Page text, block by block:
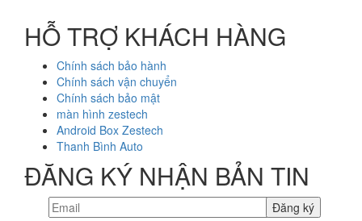
HỖ TRỢ KHÁCH HÀNG
Chính sách bảo hành
Chính sách vận chuyển
Chính sách bảo mật
màn hình zestech
Android Box Zestech
Thanh Bình Auto
ĐĂNG KÝ NHẬN BẢN TIN